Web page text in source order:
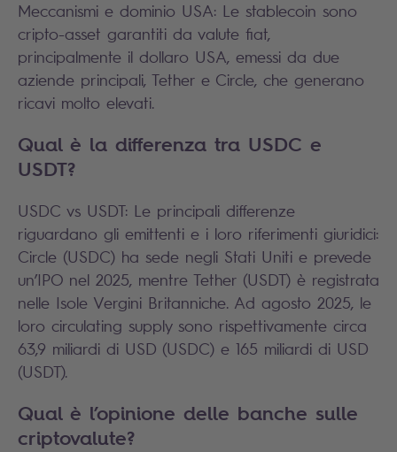
Meccanismi e dominio USA: Le stablecoin sono
cripto-asset garantiti da valute fiat,
principalmente il dollaro USA, emessi da due
aziende principali, Tether e Circle, che generano
ricavi molto elevati.
Qual è la differenza tra USDC e
USDT?
USDC vs USDT: Le principali differenze
riguardano gli emittenti e i loro riferimenti giuridici:
Circle (USDC) ha sede negli Stati Uniti e prevede
un’IPO nel 2025, mentre Tether (USDT) è registrata
nelle Isole Vergini Britanniche. Ad agosto 2025, le
loro circulating supply sono rispettivamente circa
63,9 miliardi di USD (USDC) e 165 miliardi di USD
(USDT).
Qual è l’opinione delle banche sulle
criptovalute?